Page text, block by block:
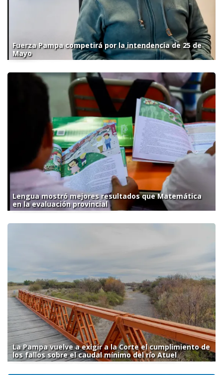
Fuerza Pampa competirá por la intendencia de 25 de
Mayo
Lengua mostró mejores resultados que Matemática
en la evaluación provincial
La Pampa vuelve a exigir a la Corte el cumplimiento de
los fallos sobre el caudal mínimo del río Atuel